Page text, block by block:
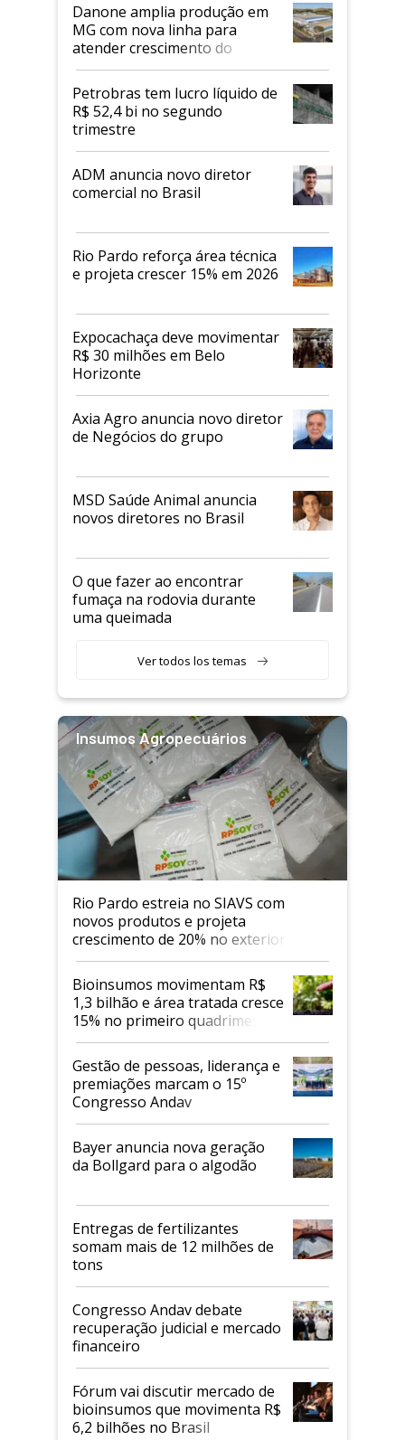
Danone amplia produção em
MG com nova linha para
atender crescimento do
mercado de alimentos
proteicos
Petrobras tem lucro líquido de
R$ 52,4 bi no segundo
trimestre
ADM anuncia novo diretor
comercial no Brasil
Rio Pardo reforça área técnica
e projeta crescer 15% em 2026
Expocachaça deve movimentar
R$ 30 milhões em Belo
Horizonte
Axia Agro anuncia novo diretor
de Negócios do grupo
MSD Saúde Animal anuncia
novos diretores no Brasil
O que fazer ao encontrar
fumaça na rodovia durante
uma queimada
Ver todos los temas
Insumos Agropecuários
Rio Pardo estreia no SIAVS com
novos produtos e projeta
crescimento de 20% no exterior
Bioinsumos movimentam R$
1,3 bilhão e área tratada cresce
15% no primeiro quadrimestre
de 2026
Gestão de pessoas, liderança e
premiações marcam o 15º
Congresso Andav
Bayer anuncia nova geração
da Bollgard para o algodão
Entregas de fertilizantes
somam mais de 12 milhões de
tons
Congresso Andav debate
recuperação judicial e mercado
financeiro
Fórum vai discutir mercado de
bioinsumos que movimenta R$
6,2 bilhões no Brasil